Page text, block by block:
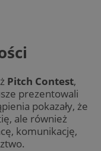
Pitch Contest,
prezentowali
pokazały, że
ale również
komunikację,